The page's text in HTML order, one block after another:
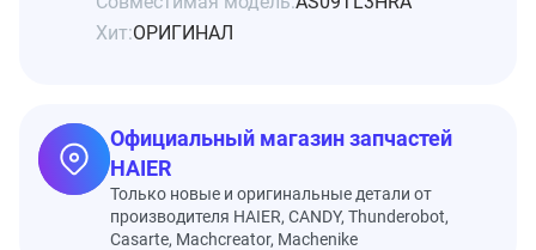
Хит:ОРИГИНАЛ
Официальный магазин запчастей
HAIER
Только новые и оригинальные детали от
производителя HAIER, CANDY, Thunderobot,
Casarte, Machcreator, Machenike